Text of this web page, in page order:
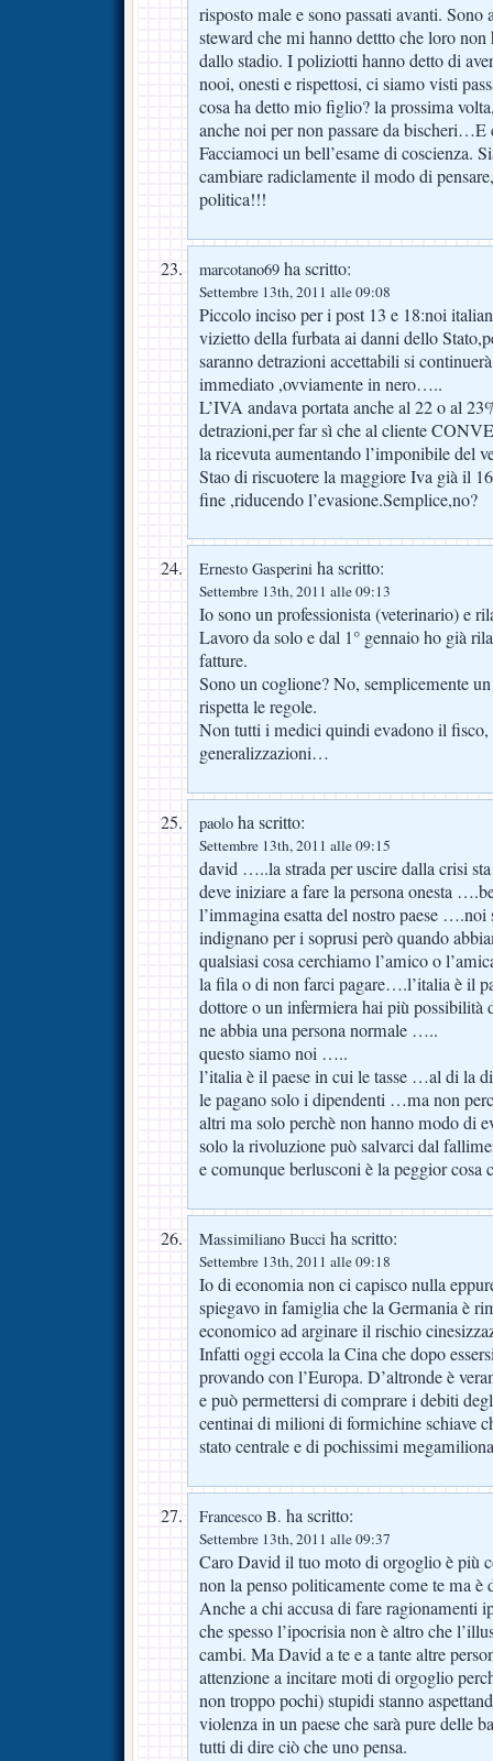
risposto male e sono passati avanti.
steward che mi hanno dettto che loro
dallo stadio. I poliziotti hanno detto di
nooi, onesti e rispettosi, ci siamo visti
cosa ha detto mio figlio? la prossima
anche noi per non passare da
Facciamoci un bell’esame di coscienza.
cambiare radiclamente il modo di
politica!!!
marcotano69 ha scritto:
Settembre 13th, 2011 alle 09:08
Piccolo inciso per i post 13 e 18:noi
vizietto della furbata ai danni dello
saranno detrazioni accettabili si
immediato ,ovviamente in nero…..
L’IVA andava portata anche al 22 o al
detrazioni,per far sì che al cliente
la ricevuta aumentando l’imponibile del
Stao di riscuotere la maggiore Iva già il
fine ,riducendo l’evasione.Semplice,no?
Ernesto Gasperini ha scritto:
Settembre 13th, 2011 alle 09:13
Io sono un professionista (veterinario) e
Lavoro da solo e dal 1° gennaio ho già
fatture.
Sono un coglione? No, semplicemente
rispetta le regole.
Non tutti i medici quindi evadono il fisco,
generalizzazioni…
paolo ha scritto:
Settembre 13th, 2011 alle 09:15
david …..la strada per uscire dalla crisi
deve iniziare a fare la persona onesta
l’immagina esatta del nostro paese
indignano per i soprusi però quando
qualsiasi cosa cerchiamo l’amico o
la fila o di non farci pagare….l’italia è il
dottore o un infermiera hai più possibilità
ne abbia una persona normale …..
questo siamo noi …..
l’italia è il paese in cui le tasse …al di la
le pagano solo i dipendenti …ma non
altri ma solo perchè non hanno modo di
solo la rivoluzione può salvarci dal
e comunque berlusconi è la peggior cosa
Massimiliano Bucci ha scritto:
Settembre 13th, 2011 alle 09:18
Io di economia non ci capisco nulla
spiegavo in famiglia che la Germania è
economico ad arginare il rischio
Infatti oggi eccola la Cina che dopo
provando con l’Europa. D’altronde è
e può permettersi di comprare i debiti
centinai di milioni di formichine schiave
stato centrale e di pochissimi
Francesco B. ha scritto:
Settembre 13th, 2011 alle 09:37
Caro David il tuo moto di orgoglio è più
non la penso politicamente come te ma
Anche a chi accusa di fare ragionamenti
che spesso l’ipocrisia non è altro che
cambi. Ma David a te e a tante altre
attenzione a incitare moti di orgoglio
non troppo pochi) stupidi stanno
violenza in un paese che sarà pure delle
tutti di dire ciò che uno pensa.